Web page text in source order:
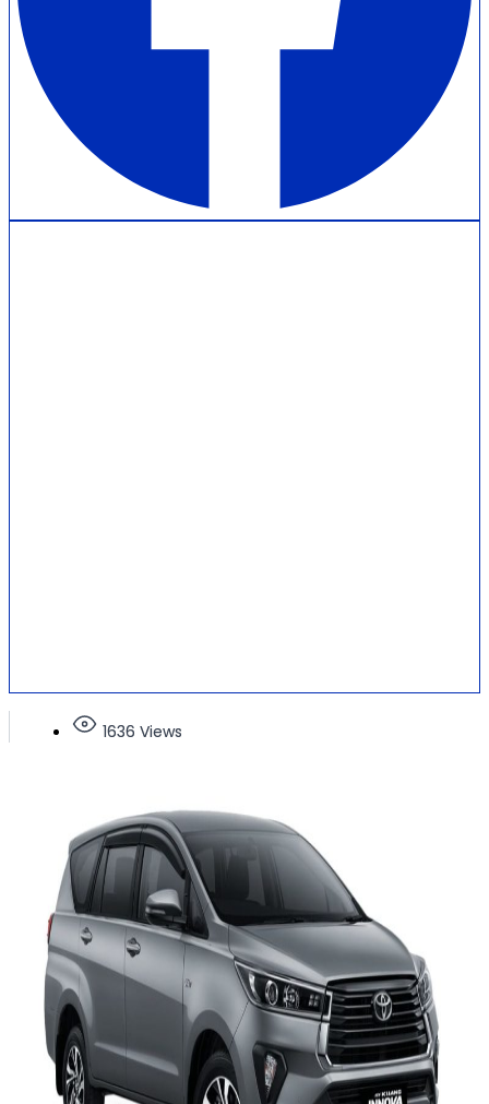
1636 Views